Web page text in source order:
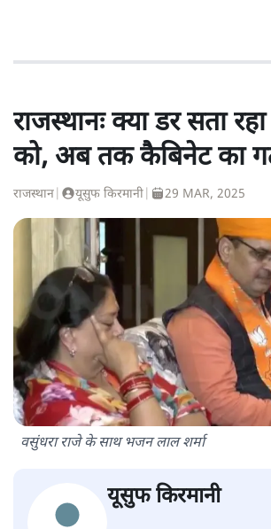
राजस्थानः क्या डर सता
को, अब तक कैबिनेट का
राजस्थान यूसुफ किरमानी 29 MAR, 2025
वसुंधरा राजे के साथ भजन लाल शर्मा
यूसुफ किरमानी